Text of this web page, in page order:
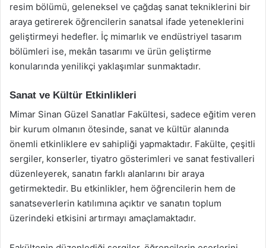
resim bölümü, geleneksel ve çağdaş sanat tekniklerini bir
araya getirerek öğrencilerin sanatsal ifade yeteneklerini
geliştirmeyi hedefler. İç mimarlık ve endüstriyel tasarım
bölümleri ise, mekân tasarımı ve ürün geliştirme
konularında yenilikçi yaklaşımlar sunmaktadır.
Sanat ve Kültür Etkinlikleri
Mimar Sinan Güzel Sanatlar Fakültesi, sadece eğitim veren
bir kurum olmanın ötesinde, sanat ve kültür alanında
önemli etkinliklere ev sahipliği yapmaktadır. Fakülte, çeşitli
sergiler, konserler, tiyatro gösterimleri ve sanat festivalleri
düzenleyerek, sanatın farklı alanlarını bir araya
getirmektedir. Bu etkinlikler, hem öğrencilerin hem de
sanatseverlerin katılımına açıktır ve sanatın toplum
üzerindeki etkisini artırmayı amaçlamaktadır.